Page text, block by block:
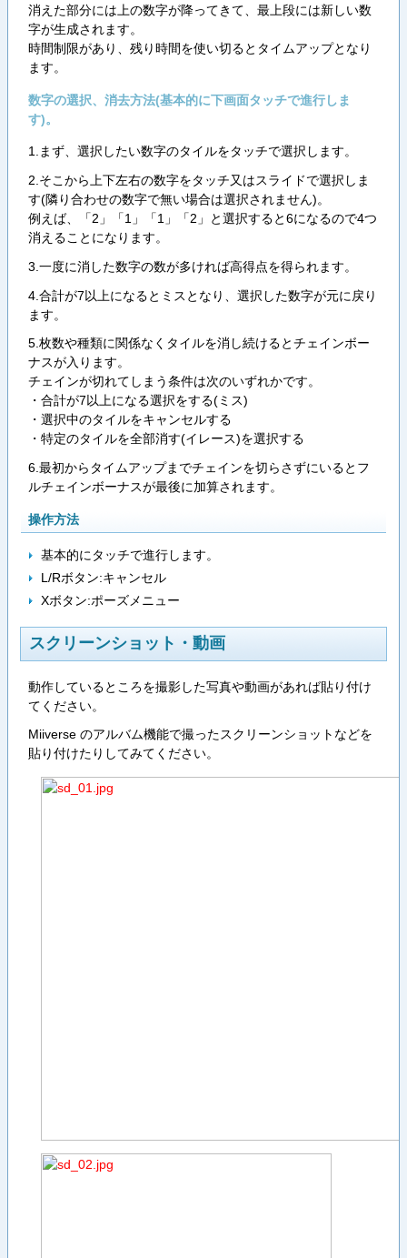
消えた部分には上の数字が降ってきて、最上段には新しい数
字が生成されます。
時間制限があり、残り時間を使い切るとタイムアップとなり
ます。
数字の選択、消去方法(基本的に下画面タッチで進行しま
す)。
1.まず、選択したい数字のタイルをタッチで選択します。
2.そこから上下左右の数字をタッチ又はスライドで選択しま
す(隣り合わせの数字で無い場合は選択されません)。
例えば、「2」「1」「1」「2」と選択すると6になるので4つ
消えることになります。
3.一度に消した数字の数が多ければ高得点を得られます。
4.合計が7以上になるとミスとなり、選択した数字が元に戻り
ます。
5.枚数や種類に関係なくタイルを消し続けるとチェインボー
ナスが入ります。
チェインが切れてしまう条件は次のいずれかです。
・合計が7以上になる選択をする(ミス)
・選択中のタイルをキャンセルする
・特定のタイルを全部消す(イレース)を選択する
6.最初からタイムアップまでチェインを切らさずにいるとフ
ルチェインボーナスが最後に加算されます。
操作方法
基本的にタッチで進行します。
L/Rボタン:キャンセル
Xボタン:ポーズメニュー
スクリーンショット・動画
動作しているところを撮影した写真や動画があれば貼り付け
てください。
Miiverse のアルバム機能で撮ったスクリーンショットなどを
貼り付けたりしてみてください。